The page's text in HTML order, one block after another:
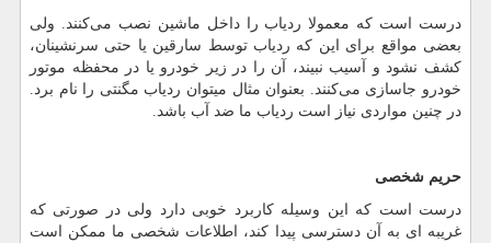
درست است که معمولا ردیاب را داخل ماشین نصب میکنند. ولی
بعضی مواقع برای این که ردیاب توسط سارقین یا حتی سرنشینان،
کشف نشود و آسیب نبیند، آن را در زیر خودرو یا در محفظه موتور
خودرو جاسازی می
کنند. بعنوان مثال می‎توان ردیاب مگنتی را نام برد.
در چنین مواردی نیاز است ردیاب ما ضد آب باشد.
حریم شخصی
درست است که این وسیله کاربرد خوبی دارد ولی در صورتی که
غریبه ای به آن دسترسی پیدا کند، اطلاعات شخصی ما ممکن است